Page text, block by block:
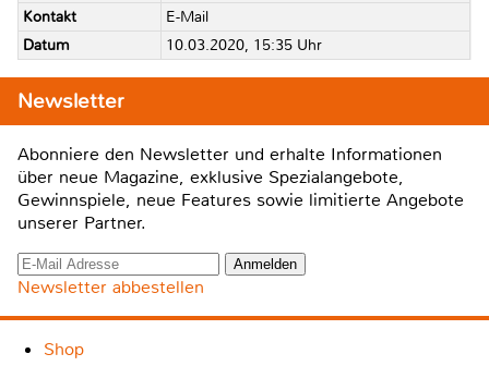
Kontakt
E-Mail
Datum
10.03.2020, 15:35 Uhr
Newsletter
Abonniere den Newsletter und erhalte Informationen
über neue Magazine, exklusive Spezialangebote,
Gewinnspiele, neue Features sowie limitierte Angebote
unserer Partner.
Newsletter abbestellen
Shop